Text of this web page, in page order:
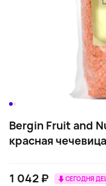
Bergin Fruit and
красная
1 042 ₽ СЕГОДНЯ